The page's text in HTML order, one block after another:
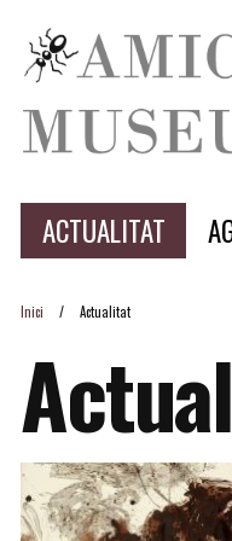
ACTUALITAT
Inici Actualitat